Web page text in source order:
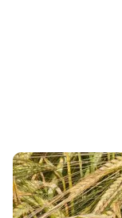
Orge de
campagne 2026